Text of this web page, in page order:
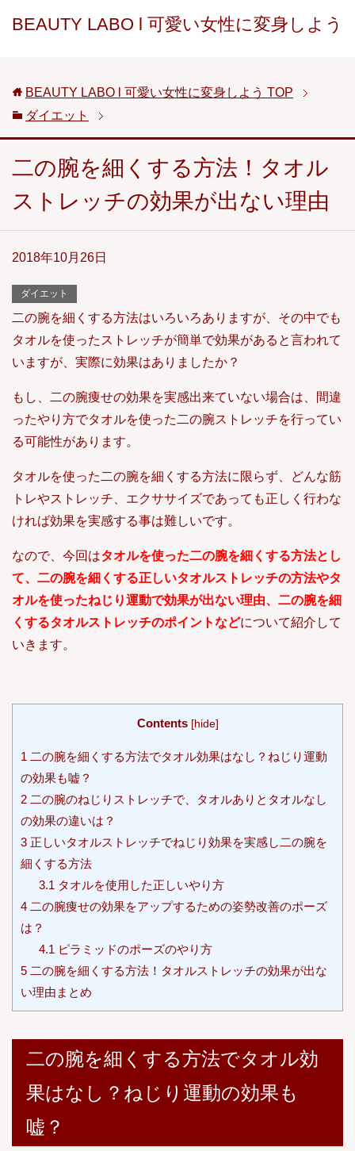
BEAUTY LABO l 可愛い女性に変身しよう
BEAUTY LABO l 可愛い女性に変身しよう TOP
ダイエット
二の腕を細くする方法！タオル
ストレッチの効果が出ない理由
2018年10月26日
ダイエット
二の腕を細くする方法はいろいろありますが、その中でも
タオルを使ったストレッチが簡単で効果があると言われて
いますが、実際に効果はありましたか？
もし、二の腕痩せの効果を実感出来ていない場合は、間違
ったやり方でタオルを使った二の腕ストレッチを行ってい
る可能性があります。
タオルを使った二の腕を細くする方法に限らず、どんな筋
トレやストレッチ、エクササイズであっても正しく行わな
ければ効果を実感する事は難しいです。
なので、今回はタオルを使った二の腕を細くする方法とし
て、二の腕を細くする正しいタオルストレッチの方法やタ
オルを使ったねじり運動で効果が出ない理由、二の腕を細
くするタオルストレッチのポイントなどについて紹介して
いきます。
Contents [hide]
1 二の腕を細くする方法でタオル効果はなし？ねじり運動
の効果も嘘？
2 二の腕のねじりストレッチで、タオルありとタオルなし
の効果の違いは？
3 正しいタオルストレッチでねじり効果を実感し二の腕を
細くする方法
3.1 タオルを使用した正しいやり方
4 二の腕痩せの効果をアップするための姿勢改善のポーズ
は？
4.1 ピラミッドのポーズのやり方
5 二の腕を細くする方法！タオルストレッチの効果が出な
い理由まとめ
二の腕を細くする方法でタオル効
果はなし？ねじり運動の効果も
嘘？